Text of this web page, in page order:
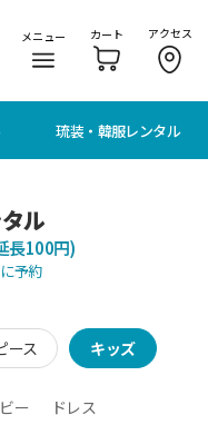
メニュー カート アクセス
琉装・韓服レンタル
ル
長100円)
予約
ース キッズ
ー ドレス